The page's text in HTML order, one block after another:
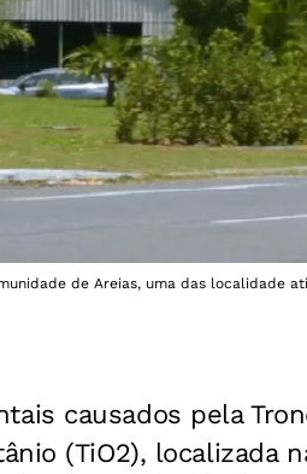
de Areias, uma das localidade
causados pela
(TiO2), localizada